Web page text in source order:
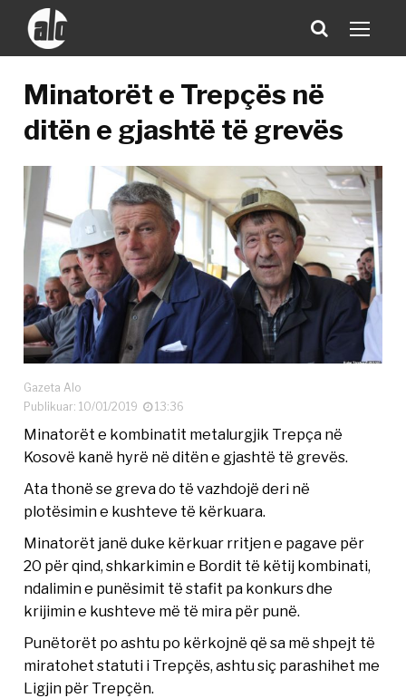
Minatorët e Trepçës në
ditën e gjashtë të grevës
Gazeta Alo
Publikuar: 10/01/2019
13:36
Minatorët e kombinatit metalurgjik Trepça në
Kosovë kanë hyrë në ditën e gjashtë të grevës.
Ata thonë se greva do të vazhdojë deri në
plotësimin e kushteve të kërkuara.
Minatorët janë duke kërkuar rritjen e pagave për
20 për qind, shkarkimin e Bordit të këtij kombinati,
ndalimin e punësimit të stafit pa konkurs dhe
krijimin e kushteve më të mira për punë.
Punëtorët po ashtu po kërkojnë që sa më shpejt të
miratohet statuti i Trepçës, ashtu siç parashihet me
Ligjin për Trepçën.